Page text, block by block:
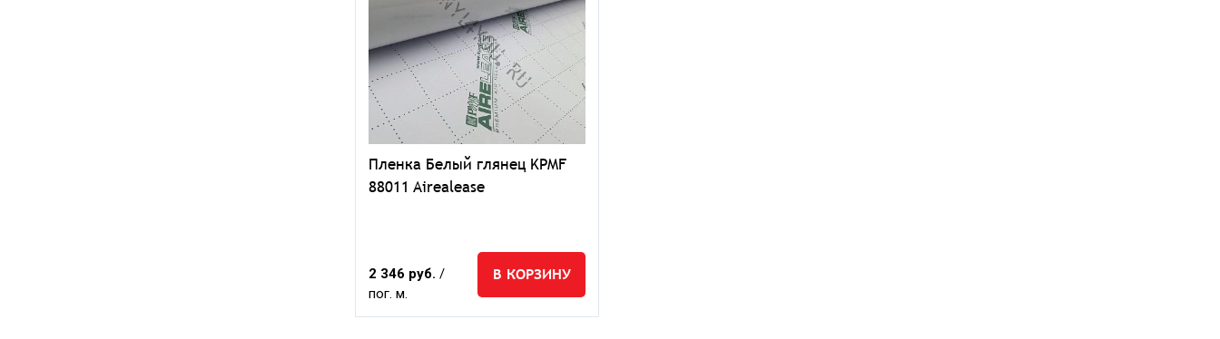
Пленка Белый глянец KPMF
88011 Airealease
2 346 руб./
пог. м.
В КОРЗИНУ